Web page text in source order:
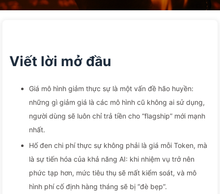
Học AI một cách từ từ 164
Viết lời mở đầu
Giá mô hình giảm thực sự là một vấn đề hão huyền:
những gì giảm giá là các mô hình cũ không ai sử dụng,
người dùng sẽ luôn chỉ trả tiền cho “flagship” mới mạnh
nhất.
Hố đen chi phí thực sự không phải là giá mỗi Token, mà
là sự tiến hóa của khả năng AI: khi nhiệm vụ trở nên
phức tạp hơn, mức tiêu thụ sẽ mất kiểm soát, và mô
hình phí cố định hàng tháng sẽ bị “đè bẹp”.